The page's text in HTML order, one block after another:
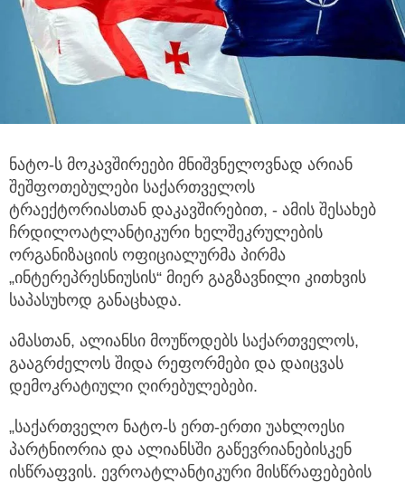
ნატო-ს მოკავშირეები მნიშვნელოვნად არიან
შეშფოთებულები საქართველოს
ტრაექტორიასთან დაკავშირებით, - ამის შესახებ
ჩრდილოატლანტიკური ხელშეკრულების
ორგანიზაციის ოფიციალურმა პირმა
„ინტერეპრესნიუსის“ მიერ გაგზავნილი კითხვის
საპასუხოდ განაცხადა.
ამასთან, ალიანსი მოუწოდებს საქართველოს,
გააგრძელოს შიდა რეფორმები და დაიცვას
დემოკრატიული ღირებულებები.
„საქართველო ნატო-ს ერთ-ერთი უახლოესი
პარტნიორია და ალიანსში გაწევრიანებისკენ
ისწრაფვის. ევროატლანტიკური მისწრაფებების